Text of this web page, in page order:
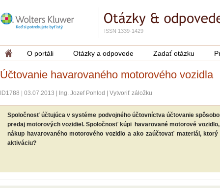
ISSN 1339-1429
O portáli Otázky a odpovede Zadať otázku
Účtovanie havarovaného motorového vozidla
ID1788 03.07.2013 Ing. Jozef Pohlod Vytvoriť záložku
Spoločnosť účtujúca v systéme podvojného účtovníctva účtovanie
predaj motorových vozidiel. Spoločnosť kúpi havarované motorové
nákup havarovaného motorového vozidlo a ako zaúčtovať materiál,
aktiváciu?